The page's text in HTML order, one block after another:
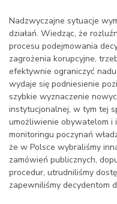
Nadzwyczajne sytuacje
działań. Wiedząc, że
procesu podejmowania
zagrożenia korupcyjne,
efektywnie ograniczyć
wydaje się podniesienie
szybkie wyznaczenie
instytucjonalnej, w tym tej
umożliwienie obywatelom i
monitoringu poczynań
że w Polsce wybraliśmy
zamówień publicznych,
procedur, utrudniliśmy
zapewniliśmy decydentom